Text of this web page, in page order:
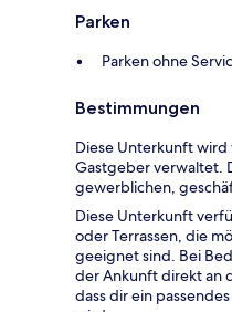
Parken
Parken ohne
Bestimmungen
Diese Unterkunft
Gastgeber verwaltet.
gewerblichen,
Diese Unterkunft
oder Terrassen, die
geeignet sind. Bei
der Ankunft direkt an
dass dir ein